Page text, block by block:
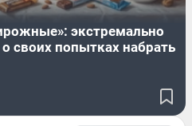
экстремально
своих попытках набрать